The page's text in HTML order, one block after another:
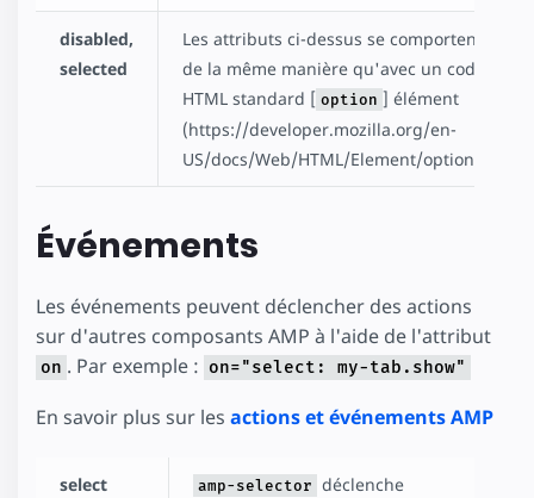
disabled,
selected
Les attributs ci-dessus se comportent
de la même manière qu'avec un code
HTML standard [ option ] élément
(https://developer.mozilla.org/en-
US/docs/Web/HTML/Element/option).
Événements
Les événements peuvent déclencher des actions
sur d'autres composants AMP à l'aide de l'attribut
on . Par exemple : on="select: my-tab.show"
En savoir plus sur les actions et événements AMP
select amp-selector déclenche